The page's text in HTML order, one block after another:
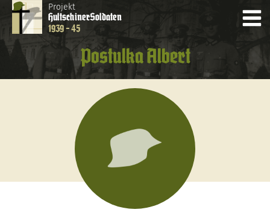
Projekt
HultschinerSoldaten
1939 - 45
Postulka Albert